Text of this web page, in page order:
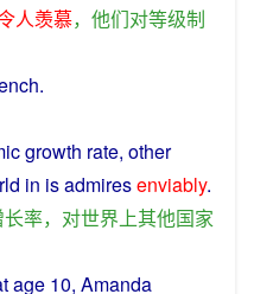
人羡慕， 他们对等级制
.
growth rate, other
in isadmiresenviably.
长率， 对世界上其他国家
age 10, Amanda